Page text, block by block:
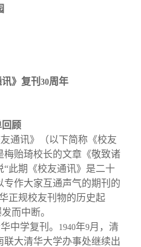
》复刊 30周年
顾
通讯》（以下简称《校友
贻琦校长的文章《敬致诸
“此期《校友通讯》是二十
作大家互通声气的期刊的
正规校友刊物的历史起
而中断。
中学复刊。 1940年9月，清
大清华大学办事处继续出